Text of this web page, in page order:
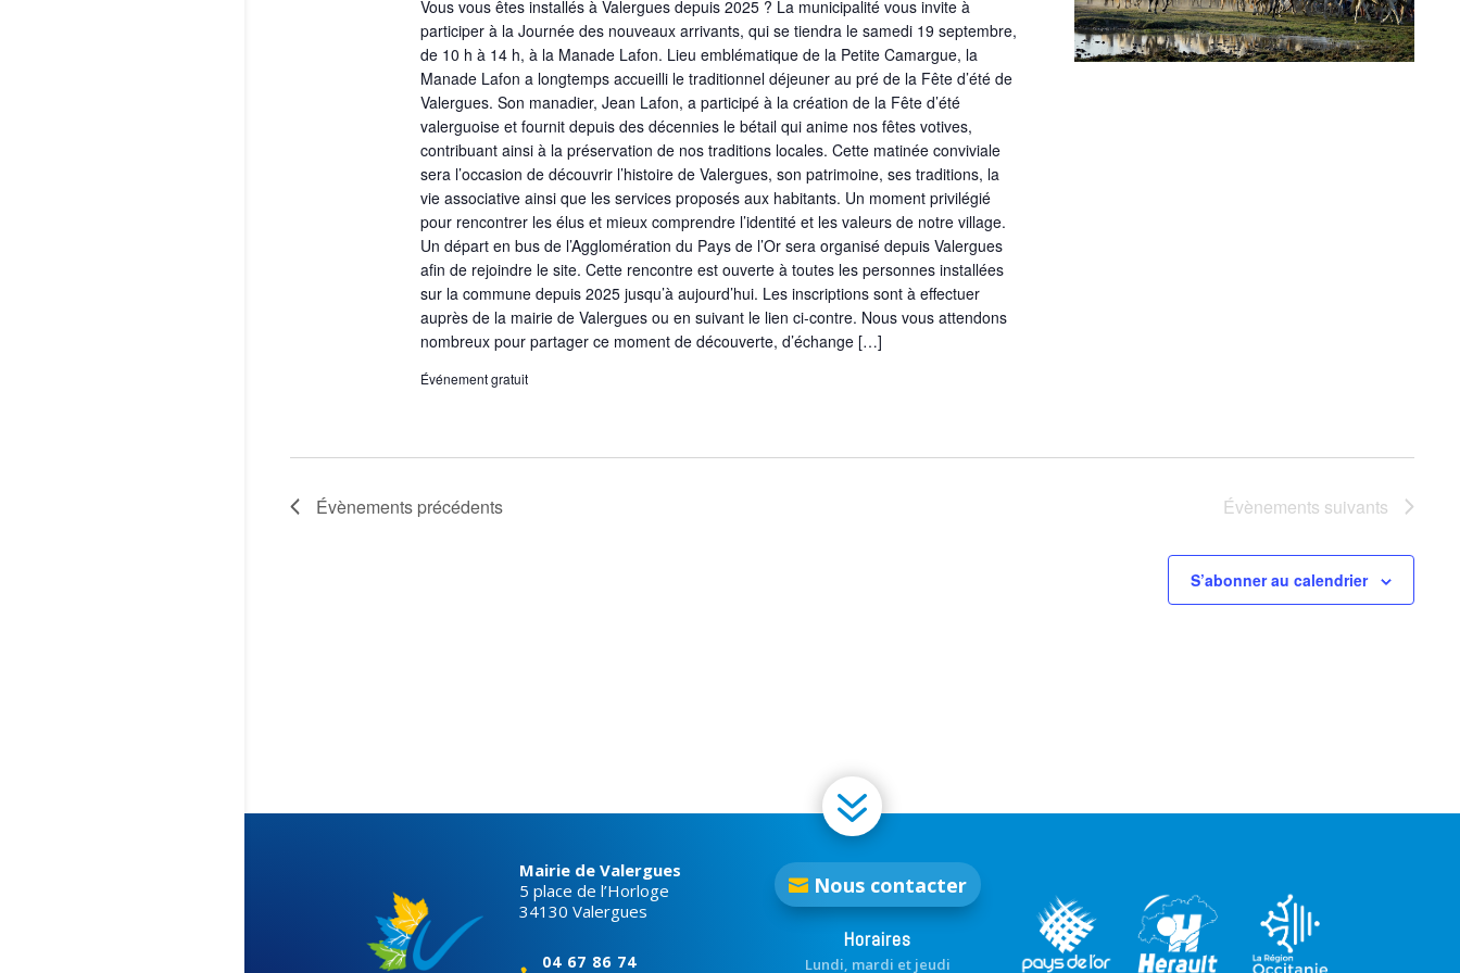
Vous vous êtes installés à Valergues depuis 2025 ? La municipalité vous invite à
participer à la Journée des nouveaux arrivants, qui se tiendra le samedi 19 septembre,
de 10 h à 14 h, à la Manade Lafon. Lieu emblématique de la Petite Camargue, la
Manade Lafon a longtemps accueilli le traditionnel déjeuner au pré de la Fête d’été de
Valergues. Son manadier, Jean Lafon, a participé à la création de la Fête d’été
valerguoise et fournit depuis des décennies le bétail qui anime nos fêtes votives,
contribuant ainsi à la préservation de nos traditions locales. Cette matinée conviviale
sera l’occasion de découvrir l’histoire de Valergues, son patrimoine, ses traditions, la
vie associative ainsi que les services proposés aux habitants. Un moment privilégié
pour rencontrer les élus et mieux comprendre l’identité et les valeurs de notre village.
Un départ en bus de l’Agglomération du Pays de l’Or sera organisé depuis Valergues
afin de rejoindre le site. Cette rencontre est ouverte à toutes les personnes installées
sur la commune depuis 2025 jusqu’à aujourd’hui. Les inscriptions sont à effectuer
auprès de la mairie de Valergues ou en suivant le lien ci-contre. Nous vous attendons
nombreux pour partager ce moment de découverte, d’échange […]
Événement gratuit
Évènements précédents Évènements suivants
S’abonner au calendrier
7
Mairie de Valergues
5 place de l’Horloge
34130 Valergues
04 67 86 74
Nous contacter
Horaires
Lundi, mardi et jeudi